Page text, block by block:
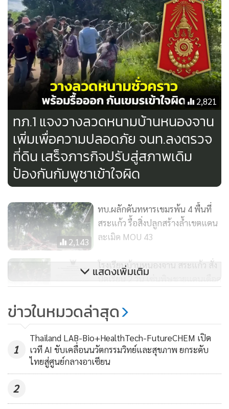
2,821
ทภ.1 แจงวางลวดหนามบ้านหนองจาน
เพิ่มเพื่อความปลอดภัย จนท.ลงตรวจ
ที่ดิน เสร็จภารกิจปรับสู่สภาพเดิม
ป้องกันกัมพูชาเข้าใจผิด
2,143
ทบ.ผลักดันทหารเขมรพ้น 4 พื้นที่
สระแก้ว รื้อสิ่งปลูกสร้างล้ำเขตแดน
ละเมิด MOU 43
โรงเรียนบ้านหนองจาน สระแก้ว สั่ง
ปิดเรียน 2 วัน เซ่นพิษชายแดนเดือด
126
ทภ.1 มอนิเตอร์ชายแดนบ้านหนอง
จานตลอดคืนถึงเช้า เหตุการณ์ทั่วไป
ปกติ ย้ำแนวลวดหนามเดิมยังอยู่
แสดงเพิ่มเติม
ข่าวในหมวดล่าสุด
1
Thailand LAB-Bio+HealthTech-FutureCHEM เปิด
เวที AI ขับเคลื่อนนวัตกรรมวิทย์และสุขภาพ ยกระดับ
ไทยสู่ศูนย์กลางอาเซียน
2